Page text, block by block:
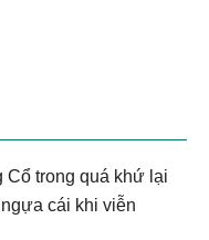
Cổ trong quá khứ lại
cái khi viễn